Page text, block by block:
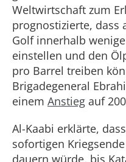
Weltwirtschaft zum
prognostizierte, dass
Golf innerhalb
einstellen und den
pro Barrel treiben
Brigadegeneral
einem Anstieg auf
Al-Kaabi erklärte,
sofortigen
dauern würde, bis